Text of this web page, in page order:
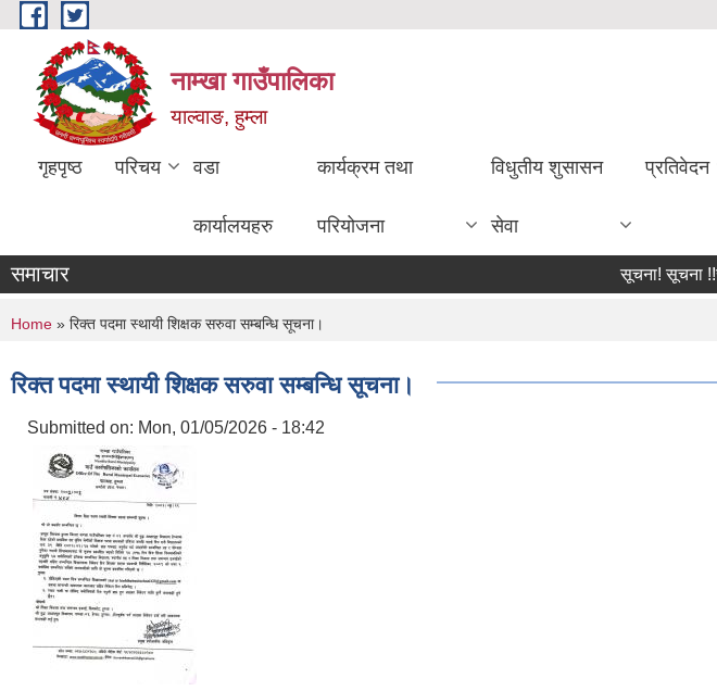
Skip to main content
नाम्खा गाउँपालिका
याल्वाङ, हुम्ला
गृहपृष्ठ परिचय वडा
कार्यालयहरु
कार्यक्रम तथा
परियोजना
विधुतीय शुसासन
सेवा
प्रतिवेदन
समाचार सूचना! सूचना
You are here
Home » रिक्त पदमा स्थायी शिक्षक सरुवा सम्बन्धि सूचना।
रिक्त पदमा स्थायी शिक्षक सरुवा सम्बन्धि सूचना।
Submitted on: Mon, 01/05/2026 - 18:42